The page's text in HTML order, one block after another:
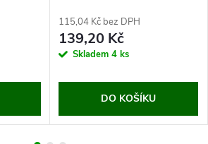
115,04 Kč bez DPH
139,20 Kč
Skladem 4 ks
DO KOŠÍKU